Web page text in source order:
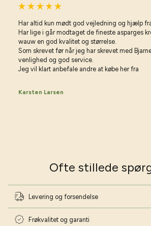
Har altid kun mødt god vejledning og hjælp
Har lige i går modtaget de fineste asparges
wauw en god kvalitet og størrelse.
Som skrevet før når jeg har skrevet med
venlighed og god service.
Jeg vil klart anbefale andre at købe her fra
Karsten Larsen
Ofte stillede
Levering og forsendelse
Frøkvalitet og garanti